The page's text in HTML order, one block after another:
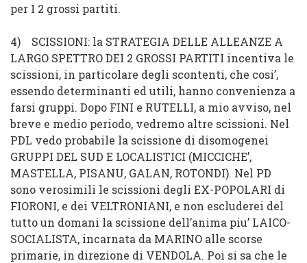
per I 2 grossi partiti.
4) SCISSIONI: la STRATEGIA DELLE ALLEANZE A
LARGO SPETTRO DEI 2 GROSSI PARTITI incentiva le
scissioni, in particolare degli scontenti, che cosi’,
essendo determinanti ed utili, hanno convenienza a
farsi gruppi. Dopo FINI e RUTELLI, a mio avviso, nel
breve e medio periodo, vedremo altre scissioni. Nel
PDL vedo probabile la scissione di disomogenei
GRUPPI DEL SUD E LOCALISTICI (MICCICHE’,
MASTELLA, PISANU, GALAN, ROTONDI). Nel PD
sono verosimili le scissioni degli EX-POPOLARI di
FIORONI, e dei VELTRONIANI, e non escluderei del
tutto un domani la scissione dell’anima piu’ LAICO-
SOCIALISTA, incarnata da MARINO alle scorse
primarie, in direzione di VENDOLA. Poi si sa che le